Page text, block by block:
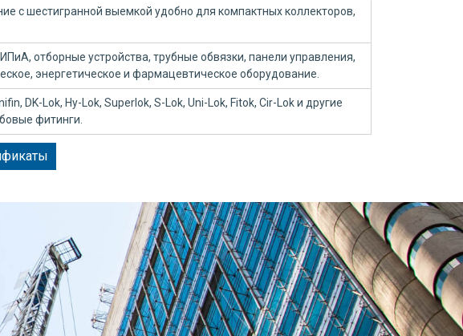
с шестигранной выемкой удобно для компактных коллекторов,
отборные устройства, трубные обвязки, панели управления,
энергетическое и фармацевтическое оборудование.
DK-Lok, Hy-Lok, Superlok, S-Lok, Uni-Lok, Fitok, Cir-Lok и другие
фитинги.